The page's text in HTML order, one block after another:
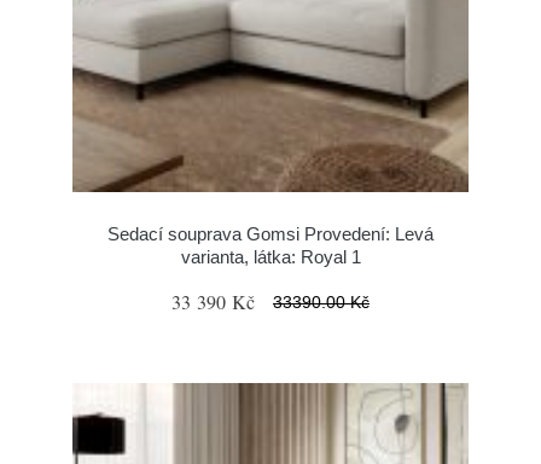
Sedací souprava Gomsi Provedení: Levá
varianta, látka: Royal 1
33 390 Kč 33390.00 Kč